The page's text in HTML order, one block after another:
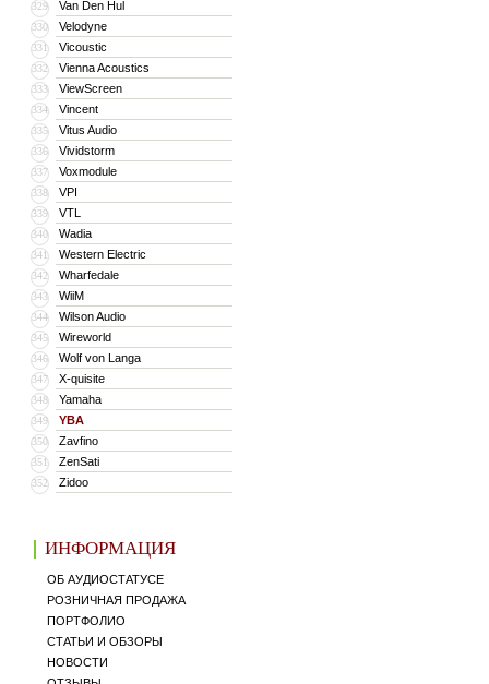
329 Van Den Hul
330 Velodyne
331 Vicoustic
332 Vienna Acoustics
333 ViewScreen
334 Vincent
335 Vitus Audio
336 Vividstorm
337 Voxmodule
338 VPI
339 VTL
340 Wadia
341 Western Electric
342 Wharfedale
343 WiiM
344 Wilson Audio
345 Wireworld
346 Wolf von Langa
347 X-quisite
348 Yamaha
349 YBA
350 Zavfino
351 ZenSati
352 Zidoo
ИНФОРМАЦИЯ
ОБ АУДИОСТАТУСЕ
РОЗНИЧНАЯ ПРОДАЖА
ПОРТФОЛИО
СТАТЬИ И ОБЗОРЫ
НОВОСТИ